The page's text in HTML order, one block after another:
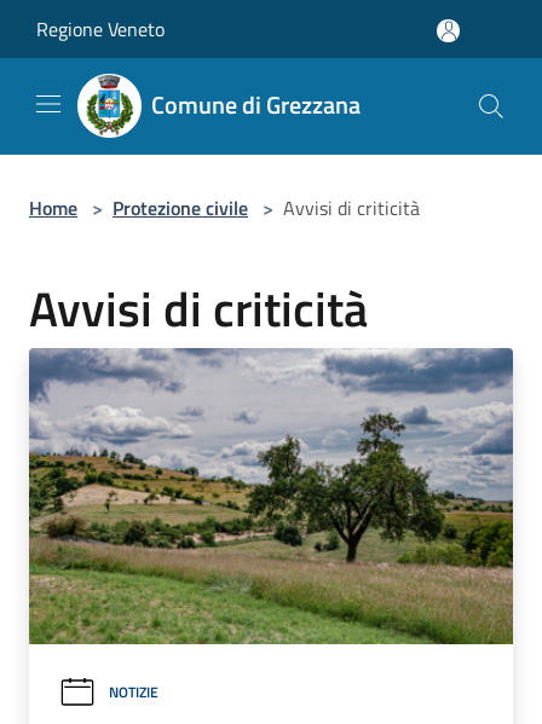
Regione Veneto
Comune di Grezzana
Home > Protezione civile > Avvisi di criticità
Avvisi di criticità
NOTIZIE